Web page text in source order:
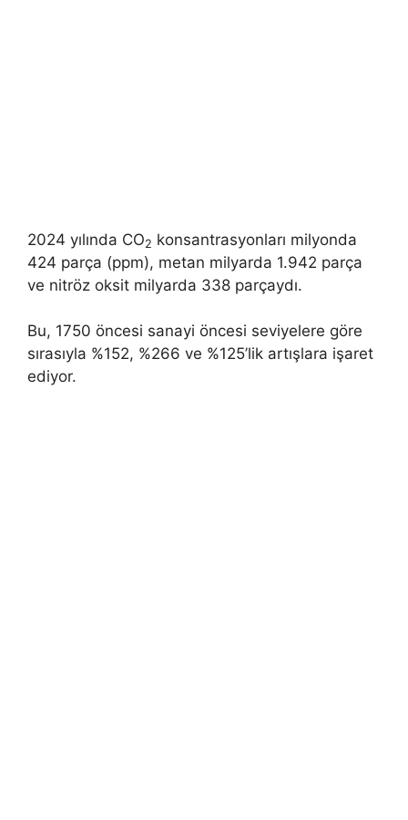
2024 yılında CO2 konsantrasyonları milyonda
424 parça (ppm), metan milyarda 1.942 parça
ve nitröz oksit milyarda 338 parçaydı.
Bu, 1750 öncesi sanayi öncesi seviyelere göre
sırasıyla %152, %266 ve %125’lik artışlara işaret
ediyor.